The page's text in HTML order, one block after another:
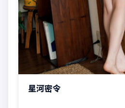
星河密令